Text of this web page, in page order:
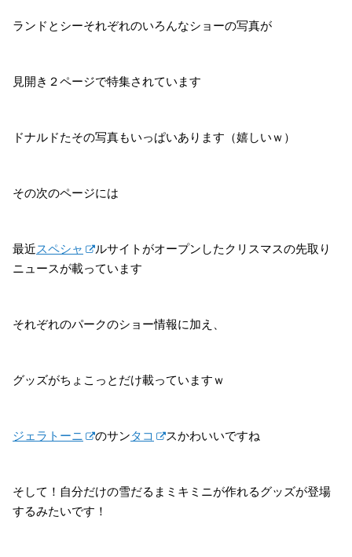
ランドとシーそれぞれのいろんなショーの写真が
見開き２ページで特集されています
ドナルドたその写真もいっぱいあります（嬉しいｗ）
その次のページには
最近スペシャ
ルサイトがオープンしたクリスマスの先取り
ニュースが載っています
それぞれのパークのショー情報に加え、
グッズがちょこっとだけ載っていますｗ
ジェラトーニ のサンタコ スかわいいですね
そして！自分だけの雪だるまミキミニが作れるグッズが登場
するみたいです！